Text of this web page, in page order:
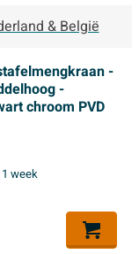
-
-
chroom PVD
week
& België